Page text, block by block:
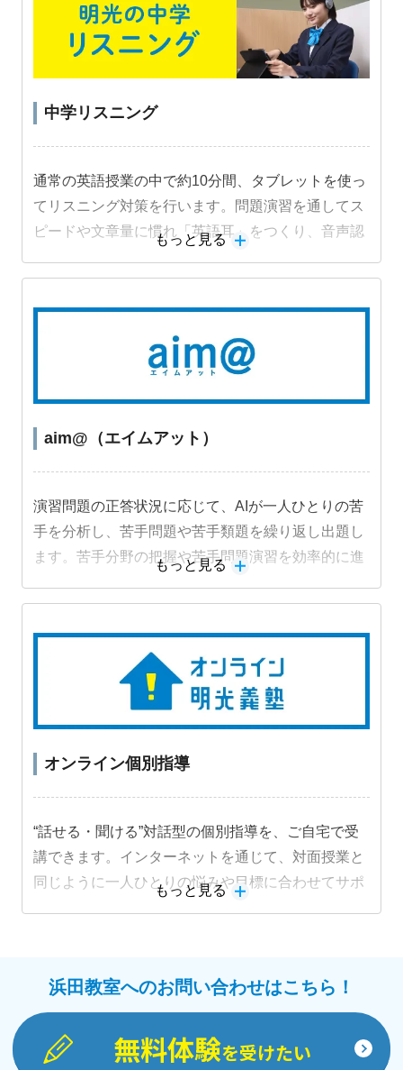
中学リスニング
通常の英語授業の中で約10分間、タブレットを使っ
てリスニング対策を行います。問題演習を通してス
ピードや文章量に慣れ「英語耳」をつくり、音声認
つけます。
もっと見る
aim@（エイムアット）
演習問題の正答状況に応じて、AIが一人ひとりの苦
手を分析し、苦手問題や苦手類題を繰り返し出題し
ます。苦手分野の把握や苦手問題演習を効率的に進
もっと見る
オンライン個別指導
“話せる・聞ける”対話型の個別指導を、ご自宅で受
講できます。インターネットを通じて、対面授業と
同じように一人ひとりの悩みや目標に合わせてサポ
もっと見る
浜田教室へのお問い合わせはこちら！
無料体験を受けたい